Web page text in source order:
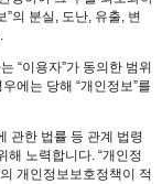
”의 분실, 도난, 유출, 변
“이용자”가 동의한 범위
에는 당해 “개인정보”를
관한 법률 등 관계 법령
해 노력합니다. “개인정
개인정보보호정책이 적